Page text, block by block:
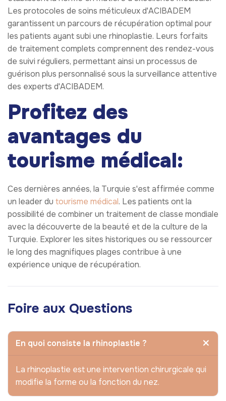
Les protocoles de soins méticuleux d'ACIBADEM
garantissent un parcours de récupération optimal pour
les patients ayant subi une rhinoplastie. Leurs forfaits
de traitement complets comprennent des rendez-vous
de suivi réguliers, permettant ainsi un processus de
guérison plus personnalisé sous la surveillance attentive
des experts d'ACIBADEM.
Profitez des
avantages du
tourisme médical:
Ces dernières années, la Turquie s'est affirmée comme
un leader du tourisme médical. Les patients ont la
possibilité de combiner un traitement de classe mondiale
avec la découverte de la beauté et de la culture de la
Turquie. Explorer les sites historiques ou se ressourcer
le long des magnifiques plages contribue à une
expérience unique de récupération.
Foire aux Questions
En quoi consiste la rhinoplastie ?
La rhinoplastie est une intervention chirurgicale qui
modifie la forme ou la fonction du nez.